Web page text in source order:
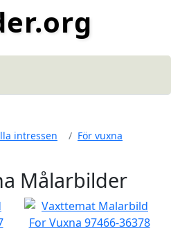
intressen
För vuxna
Målarbilder